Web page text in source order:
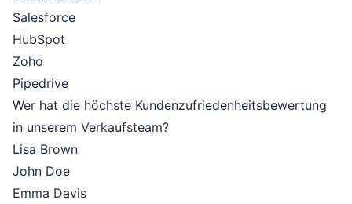
Salesforce
HubSpot
Zoho
Pipedrive
Wer hat die höchste Kundenzufriedenheitsbewertung
in unserem Verkaufsteam?
Lisa Brown
John Doe
Emma Davis